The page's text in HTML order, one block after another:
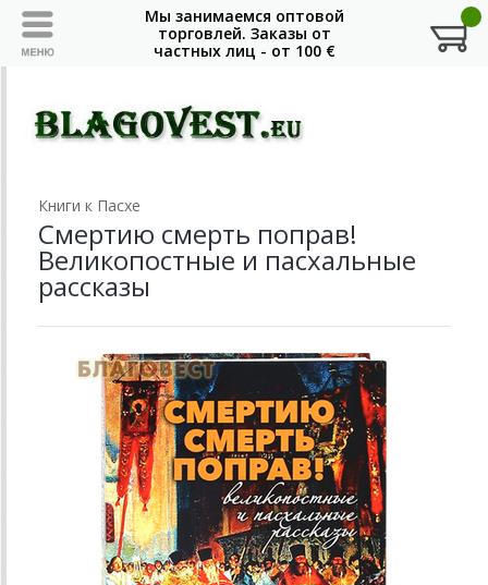
Книги к Пасхе
Смертию смерть поправ!
Великопостные и пасхальные
рассказы